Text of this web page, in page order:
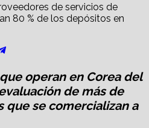
de servicios de
80 % de los depósitos en
operan en Corea del
de más de
que se comercializan a